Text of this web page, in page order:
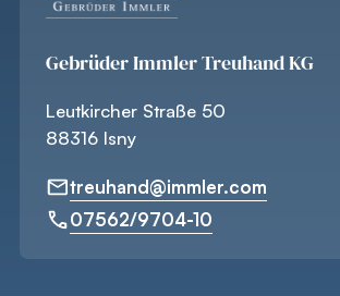
Gebrüder Immler Treuhand KG
Leutkircher Straße 50
88316 Isny
treuhand@immler.com
07562/9704-10